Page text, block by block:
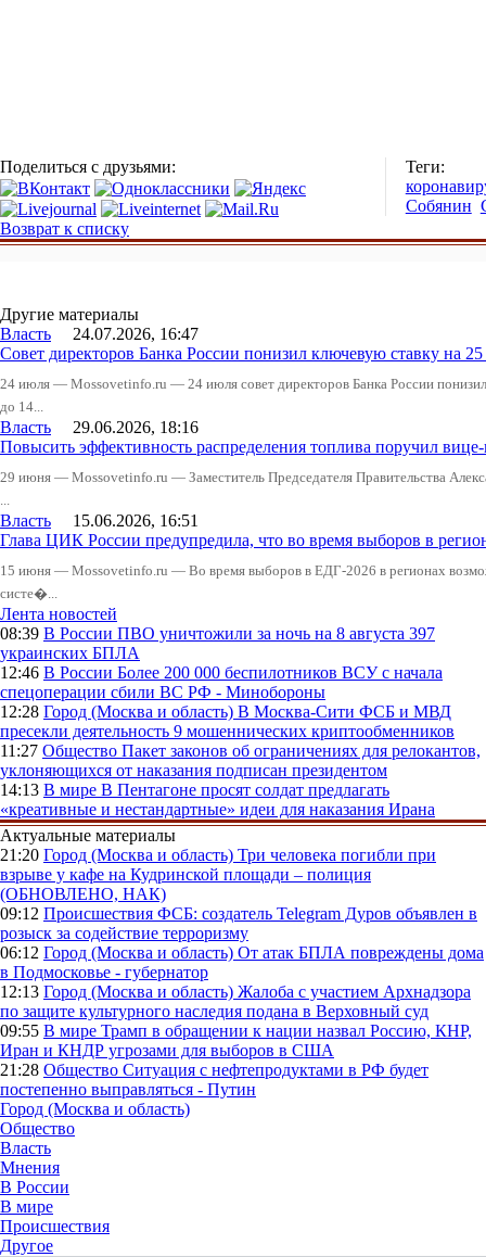
Поделиться с друзьями:
Теги:
Собянин
Возврат к списку
Другие материалы
Власть 24.07.2026, 16:47
Совет директоров Банка России понизил ключевую ставку на
24 июля — Mossovetinfo.ru — 24 июля совет директоров Банка России
до 14...
Власть 29.06.2026, 18:16
Повысить эффективность распределения топлива поручил
29 июня — Mossovetinfo.ru — Заместитель Председателя Правительства
...
Власть 15.06.2026, 16:51
Глава ЦИК России предупредила, что во время выборов в
15 июня — Mossovetinfo.ru — Во время выборов в ЕДГ-2026 в регионах
систе�...
Лента новостей
08:39 В России ПВО уничтожили за ночь на 8 августа 397
украинских БПЛА
12:46 В России Более 200 000 беспилотников ВСУ с начала
спецоперации сбили ВС РФ - Минобороны
12:28 Город (Москва и область) В Москва-Сити ФСБ и МВД
пресекли деятельность 9 мошеннических криптообменников
11:27 Общество Пакет законов об ограничениях для релокантов,
уклоняющихся от наказания подписан президентом
14:13 В мире В Пентагоне просят солдат предлагать
«креативные и нестандартные» идеи для наказания Ирана
Актуальные материалы
21:20 Город (Москва и область) Три человека погибли при
взрыве у кафе на Кудринской площади – полиция
(ОБНОВЛЕНО, НАК)
09:12 Происшествия ФСБ: создатель Telegram Дуров объявлен в
розыск за содействие терроризму
06:12 Город (Москва и область) От атак БПЛА повреждены дома
в Подмосковье - губернатор
12:13 Город (Москва и область) Жалоба с участием Архнадзора
по защите культурного наследия подана в Верховный суд
09:55 В мире Трамп в обращении к нации назвал Россию, КНР,
Иран и КНДР угрозами для выборов в США
21:28 Общество Ситуация с нефтепродуктами в РФ будет
постепенно выправляться - Путин
Город (Москва и область)
Общество
Власть
Мнения
В России
В мире
Происшествия
Другое